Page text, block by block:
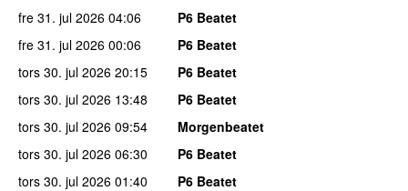
fre 31. jul 2026 04:06
P6 Beatet
fre 31. jul 2026 00:06
P6 Beatet
tors 30. jul 2026 20:15
P6 Beatet
tors 30. jul 2026 13:48
P6 Beatet
tors 30. jul 2026 09:54
Morgenbeatet
tors 30. jul 2026 06:30
P6 Beatet
tors 30. jul 2026 01:40
P6 Beatet